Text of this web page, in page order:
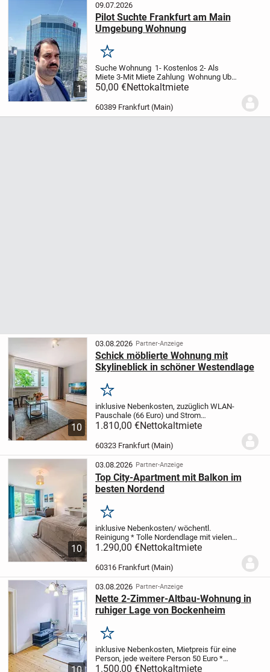
1
09.07.2026
Pilot Suchte Frankfurt am Main
Umgebung Wohnung
Merken
Suche Wohnung 1- Kostenlos 2- Als
Miete 3-Mit Miete Zahlung Wohnung Uber
30 gm Bis Weitere Wohnung Umgebung
Geht Auch Bis Zweite Etage Freundliche
50,00 €Nettokaltmiete
60389 Frankfurt (Main)
10
03.08.2026 Partner-Anzeige
Schick möblierte Wohnung mit
Skylineblick in schöner Westendlage
Merken
inklusive Nebenkosten, zuzüglich WLAN-
Pauschale (66 Euro) und Strom
(Pauschale von 125 Euro/Monat)
Möderne Möblierung und gute
* Schöne Cafés...
1.810,00 €Nettokaltmiete
60323 Frankfurt (Main)
10
03.08.2026 Partner-Anzeige
Top City-Apartment mit Balkon im
besten Nordend
Merken
inklusive Nebenkosten/ wöchentl.
Reinigung* Tolle Nordendlage mit vielen
Cafés und Restaurants in der Nähe
und moderne Möblierung
Anbindung an die Innenstadt
1.290,00 €Nettokaltmiete
60316 Frankfurt (Main)
03.08.2026 Partner-Anzeige
Nette 2-Zimmer-Altbau-Wohnung in
ruhiger Lage von Bockenheim
Merken
inklusive Nebenkosten, Mietpreis für eine
Person, jede weitere Person 50 Euro*
Zahlreiche Einkaufsmöglichkeiten
1.500,00 €Nettokaltmiete